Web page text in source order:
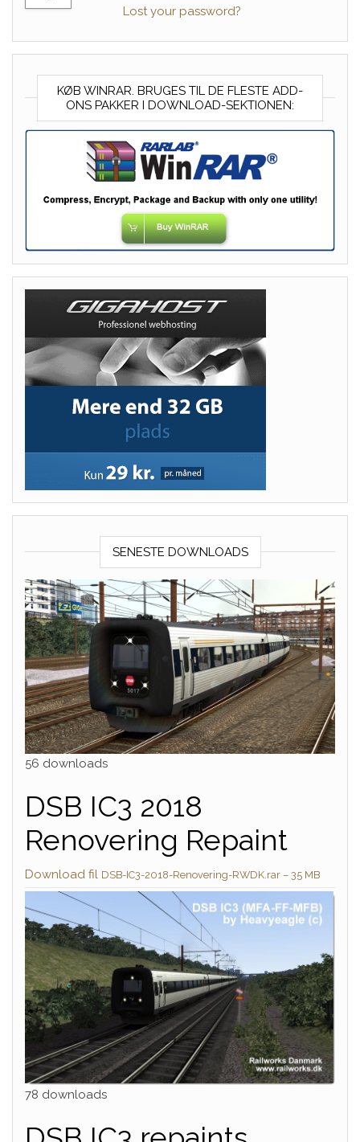
Lost your password?
KØB WINRAR. BRUGES TIL DE FLESTE ADD-
ONS PAKKER I DOWNLOAD-SEKTIONEN:
SENESTE DOWNLOADS
56 downloads
DSB IC3 2018
Renovering Repaint
Download fil DSB-IC3-2018-Renovering-RWDK.rar – 35 MB
78 downloads